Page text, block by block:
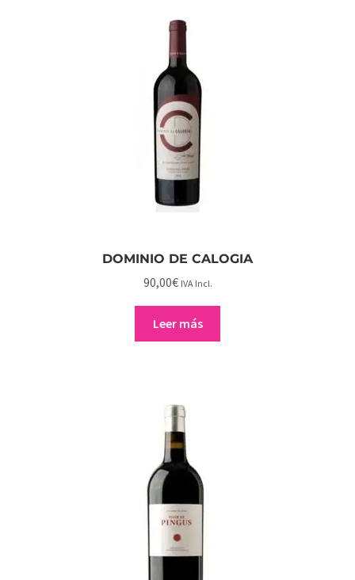
DOMINIO DE CALOGIA
90,00€ IVA Incl.
Leer más